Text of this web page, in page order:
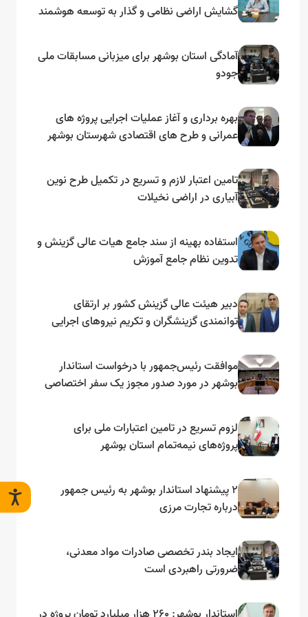
گشایش اراضی نظامی و گذار به توسعه هوشمند
آمادگی استان بوشهر برای میزبانی مسابقات ملی
جودو
بهره برداری و آغاز عملیات اجرایی پروژه های
عمرانی و طرح های اقتصادی شهرستان بوشهر
تامین اعتبار لازم و تسریع در تکمیل طرح نوین
آبیاری در اراضی نخیلات
استفاده بهینه از سند جامع هیات عالی گزینش و‌
تدوین نظام جامع آموزش
دبیر هیئت عالی گزینش کشور بر ارتقای
توانمندی گزینشگران و تکریم نیروهای اجرایی
موافقت رئیس‌جمهور با درخواست استاندار
بوشهر در مورد صدور مجوز یک سفر اختصاصی
لزوم تسریع در تامین اعتبارات ملی برای
پروژه‌های نیمه‌تمام استان بوشهر
۲ پیشنهاد استاندار بوشهر به رئیس جمهور
درباره تجارت مرزی
ایجاد بندر تخصصی صادرات مواد معدنی،
ضرورتی راهبردی است